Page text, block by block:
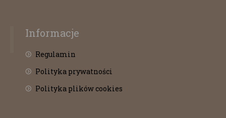
Informacje
Regulamin
Polityka prywatności
Polityka plików cookies